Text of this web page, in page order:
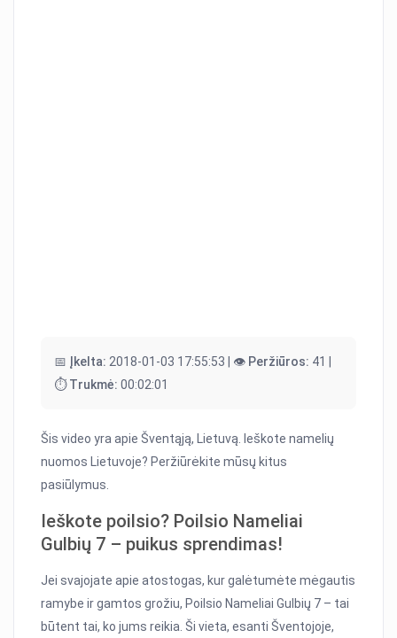
📅 Įkelta: 2018-01-03 17:55:53 | 👁️ Peržiūros: 41 |
⏱️ Trukmė: 00:02:01
Šis video yra apie Šventąją, Lietuvą. Ieškote namelių
nuomos Lietuvoje? Peržiūrėkite mūsų kitus
pasiūlymus.
Ieškote poilsio? Poilsio Nameliai
Gulbių 7 – puikus sprendimas!
Jei svajojate apie atostogas, kur galėtumėte mėgautis
ramybe ir gamtos grožiu, Poilsio Nameliai Gulbių 7 – tai
būtent tai, ko jums reikia. Ši vieta, esanti Šventojoje,